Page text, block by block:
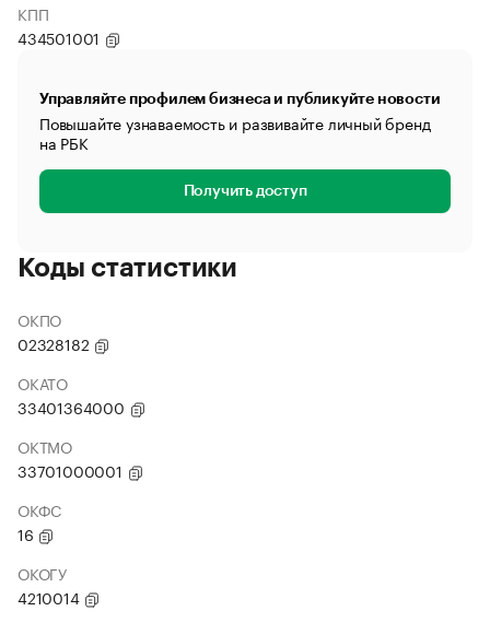
КПП
434501001
Управляйте профилем бизнеса и публикуйте новости
Повышайте узнаваемость и развивайте личный бренд
на РБК
Получить доступ
Коды статистики
ОКПО
02328182
ОКАТО
33401364000
ОКТМО
33701000001
ОКФС
16
ОКОГУ
4210014